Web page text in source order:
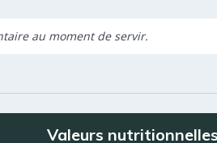
au moment de servir.
Valeurs nutritionnelles